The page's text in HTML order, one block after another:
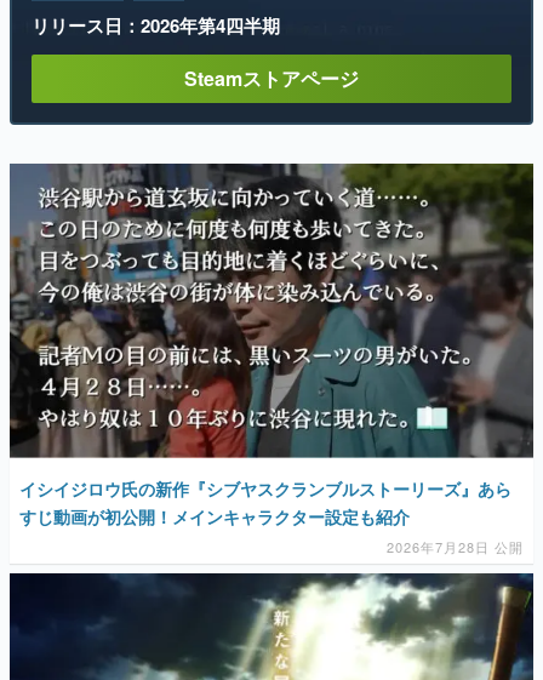
リリース日：2026年第4四半期
Steamストアページ
イシイジロウ氏の新作『シブヤスクランブルストーリーズ』あら
すじ動画が初公開！メインキャラクター設定も紹介
2026年7月28日 公開